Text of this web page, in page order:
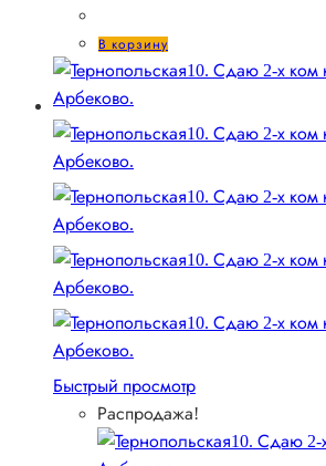
3500 ₽.
В корзину
Быстрый просмотр
Распродажа!